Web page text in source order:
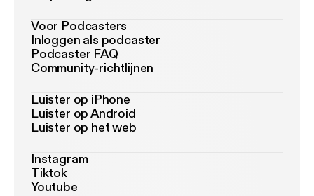
Voor Podcasters
Inloggen als podcaster
Podcaster FAQ
Community-richtlijnen
Luister op iPhone
Luister op Android
Luister op het web
Instagram
Tiktok
Youtube